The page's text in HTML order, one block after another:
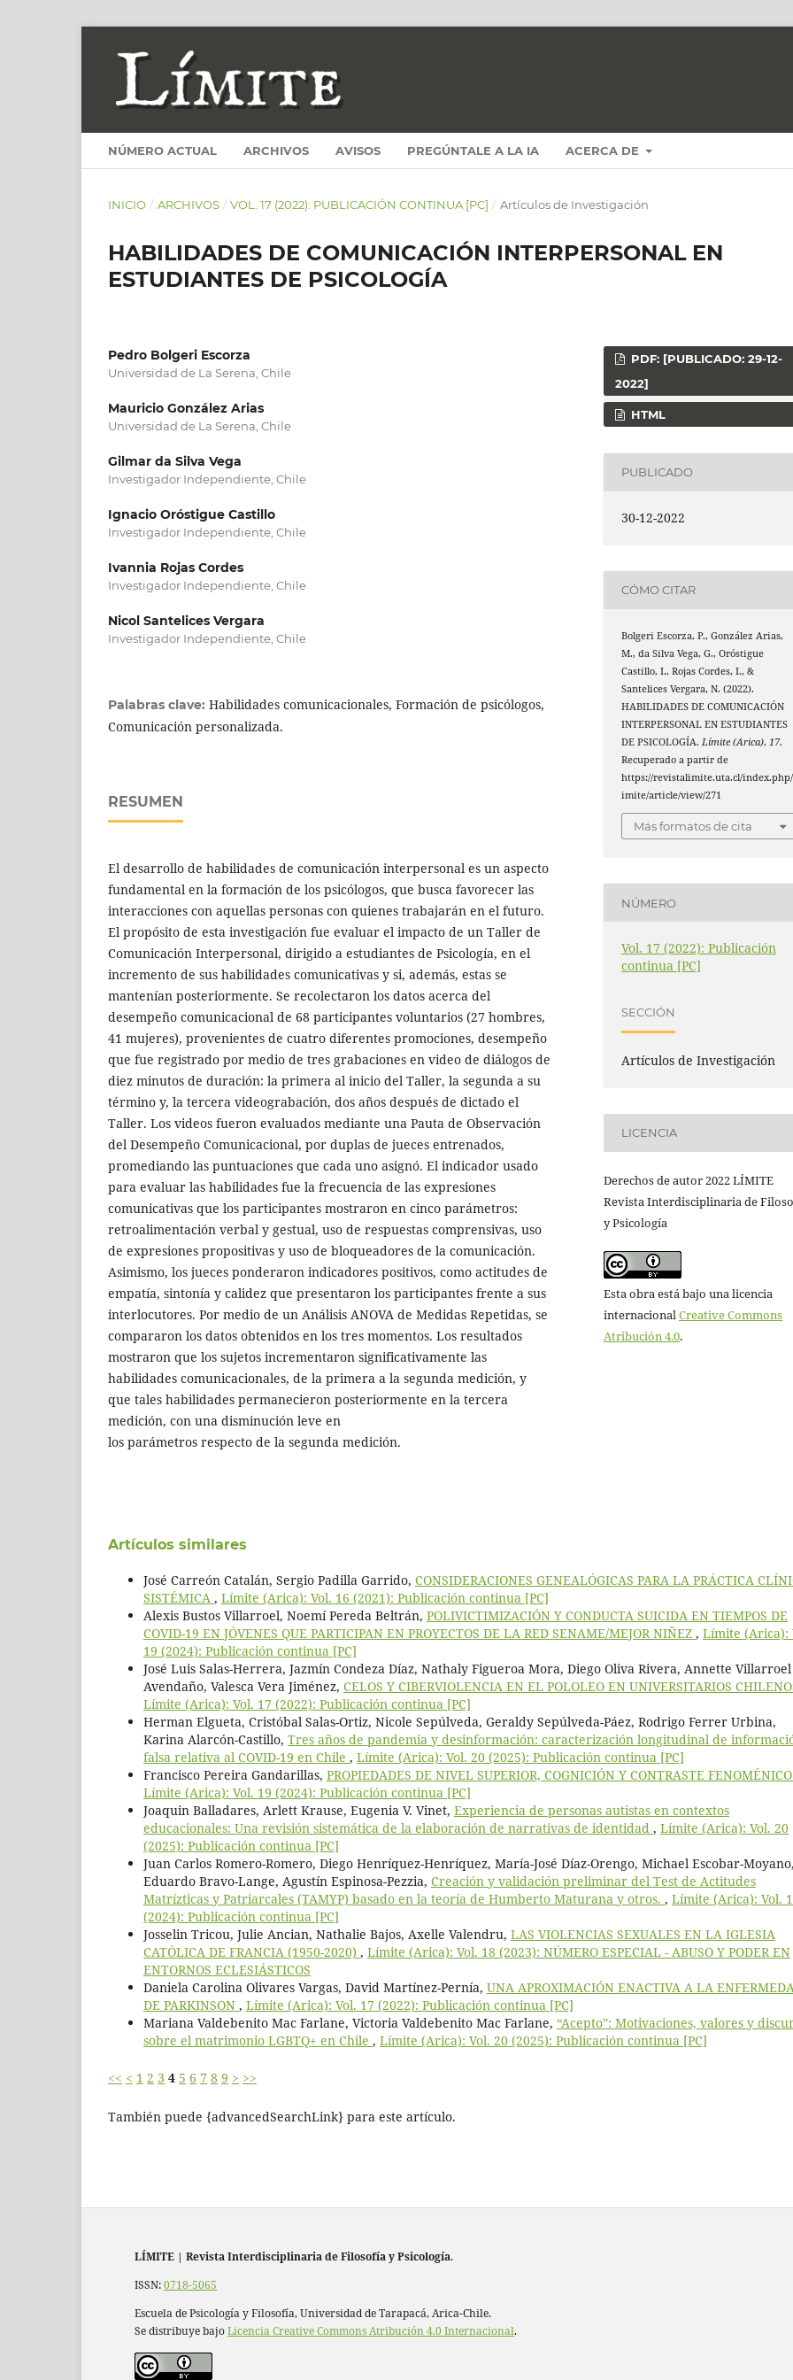
NÚMERO ACTUAL ARCHIVOS AVISOS PREGÚNTALE A LA IA ACERCA DE
INICIO / ARCHIVOS / VOL. 17 (2022): PUBLICACIÓN CONTINUA [PC] / Artículos de Investigación
HABILIDADES DE COMUNICACIÓN INTERPERSONAL EN
ESTUDIANTES DE PSICOLOGÍA
Pedro Bolgeri Escorza
Universidad de La Serena, Chile
Mauricio González Arias
Universidad de La Serena, Chile
Gilmar da Silva Vega
Investigador Independiente, Chile
Ignacio Oróstigue Castillo
Investigador Independiente, Chile
Ivannia Rojas Cordes
Investigador Independiente, Chile
Nicol Santelices Vergara
Investigador Independiente, Chile
Palabras clave: Habilidades comunicacionales, Formación de psicólogos,
Comunicación personalizada.
RESUMEN
El desarrollo de habilidades de comunicación interpersonal es un aspecto
fundamental en la formación de los psicólogos, que busca favorecer las
interacciones con aquellas personas con quienes trabajarán en el futuro.
El propósito de esta investigación fue evaluar el impacto de un Taller de
Comunicación Interpersonal, dirigido a estudiantes de Psicología, en el
incremento de sus habilidades comunicativas y si, además, estas se
mantenían posteriormente. Se recolectaron los datos acerca del
desempeño comunicacional de 68 participantes voluntarios (27 hombres,
41 mujeres), provenientes de cuatro diferentes promociones, desempeño
que fue registrado por medio de tres grabaciones en video de diálogos de
diez minutos de duración: la primera al inicio del Taller, la segunda a su
término y, la tercera videograbación, dos años después de dictado el
Taller. Los videos fueron evaluados mediante una Pauta de Observación
del Desempeño Comunicacional, por duplas de jueces entrenados,
promediando las puntuaciones que cada uno asignó. El indicador usado
para evaluar las habilidades fue la frecuencia de las expresiones
comunicativas que los participantes mostraron en cinco parámetros:
retroalimentación verbal y gestual, uso de respuestas comprensivas, uso
de expresiones propositivas y uso de bloqueadores de la comunicación.
Asimismo, los jueces ponderaron indicadores positivos, como actitudes de
empatía, sintonía y calidez que presentaron los participantes frente a sus
interlocutores. Por medio de un Análisis ANOVA de Medidas Repetidas, se
compararon los datos obtenidos en los tres momentos. Los resultados
mostraron que los sujetos incrementaron significativamente las
habilidades comunicacionales, de la primera a la segunda medición, y
que tales habilidades permanecieron posteriormente en la tercera
medición, con una disminución leve en
los parámetros respecto de la segunda medición.
PDF: [PUBLICADO: 29-12-
2022]
HTML
PUBLICADO
30-12-2022
CÓMO CITAR
Bolgeri Escorza, P., González Arias,
M., da Silva Vega, G., Oróstigue
Castillo, I., Rojas Cordes, I., &
Santelices Vergara, N. (2022).
HABILIDADES DE COMUNICACIÓN
INTERPERSONAL EN ESTUDIANTES
DE PSICOLOGÍA.Límite (Arica),17.
Recuperado a partir de
https://revistalimite.uta.cl/
imite/article/view/271
Más formatos de cita
NÚMERO
Vol. 17 (2022): Publicación
continua [PC]
SECCIÓN
Artículos de Investigación
LICENCIA
Derechos de autor 2022 LÍMITE
Revista Interdisciplinaria de
y Psicología
Esta obra está bajo una licencia
internacional Creative Commons
Atribución 4.0.
Artículos similares
José Carreón Catalán, Sergio Padilla Garrido, CONSIDERACIONES GENEALÓGICAS PARA LA PRÁCTICA
SISTÉMICA , Límite (Arica): Vol. 16 (2021): Publicación continua [PC]
Alexis Bustos Villarroel, Noemí Pereda Beltrán, POLIVICTIMIZACIÓN Y CONDUCTA SUICIDA EN TIEMPOS DE
COVID-19 EN JÓVENES QUE PARTICIPAN EN PROYECTOS DE LA RED SENAME/MEJOR NIÑEZ , Límite (Arica):
19 (2024): Publicación continua [PC]
José Luis Salas-Herrera, Jazmín Condeza Díaz, Nathaly Figueroa Mora, Diego Oliva Rivera, Annette Villarroel
Avendaño, Valesca Vera Jiménez, CELOS Y CIBERVIOLENCIA EN EL POLOLEO EN UNIVERSITARIOS
Límite (Arica): Vol. 17 (2022): Publicación continua [PC]
Herman Elgueta, Cristóbal Salas-Ortiz, Nicole Sepúlveda, Geraldy Sepúlveda-Páez, Rodrigo Ferrer Urbina,
Karina Alarcón-Castillo, Tres años de pandemia y desinformación: caracterización longitudinal de
falsa relativa al COVID-19 en Chile , Límite (Arica): Vol. 20 (2025): Publicación continua [PC]
Francisco Pereira Gandarillas, PROPIEDADES DE NIVEL SUPERIOR, COGNICIÓN Y CONTRASTE FENOMÉNICO
Límite (Arica): Vol. 19 (2024): Publicación continua [PC]
Joaquin Balladares, Arlett Krause, Eugenia V. Vinet, Experiencia de personas autistas en contextos
educacionales: Una revisión sistemática de la elaboración de narrativas de identidad , Límite (Arica): Vol. 20
(2025): Publicación continua [PC]
Juan Carlos Romero-Romero, Diego Henríquez-Henríquez, María-José Díaz-Orengo, Michael Escobar-Moyano,
Eduardo Bravo-Lange, Agustín Espinosa-Pezzia, Creación y validación preliminar del Test de Actitudes
Matrízticas y Patriarcales (TAMYP) basado en la teoría de Humberto Maturana y otros. , Límite (Arica): Vol.
(2024): Publicación continua [PC]
Josselin Tricou, Julie Ancian, Nathalie Bajos, Axelle Valendru, LAS VIOLENCIAS SEXUALES EN LA IGLESIA
CATÓLICA DE FRANCIA (1950-2020) , Límite (Arica): Vol. 18 (2023): NÚMERO ESPECIAL - ABUSO Y PODER EN
ENTORNOS ECLESIÁSTICOS
Daniela Carolina Olivares Vargas, David Martínez-Pernía, UNA APROXIMACIÓN ENACTIVA A LA
DE PARKINSON , Límite (Arica): Vol. 17 (2022): Publicación continua [PC]
Mariana Valdebenito Mac Farlane, Victoria Valdebenito Mac Farlane, “Acepto”: Motivaciones, valores y
sobre el matrimonio LGBTQ+ en Chile , Límite (Arica): Vol. 20 (2025): Publicación continua [PC]
<< < 1 2 3 4 5 6 7 8 9 > >>
También puede {advancedSearchLink} para este artículo.
LÍMITE | Revista Interdisciplinaria de Filosofía y Psicología.
ISSN:0718-5065
Escuela de Psicología y Filosofía, Universidad de Tarapacá, Arica-Chile.
Se distribuye bajoLicencia Creative Commons Atribución 4.0 Internacional.